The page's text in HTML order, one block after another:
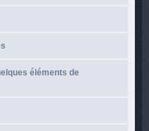
éléments de